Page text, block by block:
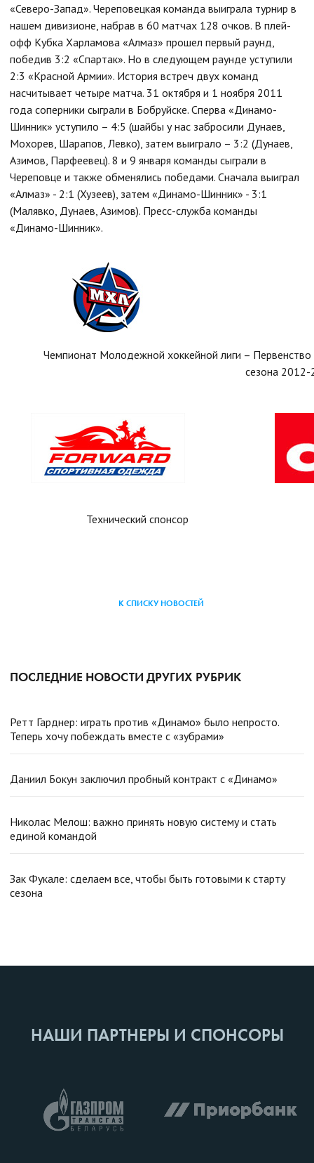
«Северо-Запад». Череповецкая команда выиграла турнир в
нашем дивизионе, набрав в 60 матчах 128 очков. В плей-
офф Кубка Харламова «Алмаз» прошел первый раунд,
победив 3:2 «Спартак». Но в следующем раунде уступили
2:3 «Красной Армии». История встреч двух команд
насчитывает четыре матча. 31 октября и 1 ноября 2011
года соперники сыграли в Бобруйске. Сперва «Динамо-
Шинник» уступило – 4:5 (шайбы у нас забросили Дунаев,
Мохорев, Шарапов, Левко), затем выиграло – 3:2 (Дунаев,
Азимов, Парфеевец). 8 и 9 января команды сыграли в
Череповце и также обменялись победами. Сначала выиграл
«Алмаз» - 2:1 (Хузеев), затем «Динамо-Шинник» - 3:1
(Малявко, Дунаев, Азимов). Пресс-служба команды
«Динамо-Шинник».
Чемпионат Молодежной хоккейной лиги –
сезона
Технический спонсор
К СПИСКУ НОВОСТЕЙ
ПОСЛЕДНИЕ НОВОСТИ ДРУГИХ РУБРИК
Ретт Гарднер: играть против «Динамо» было непросто.
Теперь хочу побеждать вместе с «зубрами»
Даниил Бокун заключил пробный контракт с «Динамо»
Николас Мелош: важно принять новую систему и стать
единой командой
Зак Фукале: сделаем все, чтобы быть готовыми к старту
сезона
НАШИ ПАРТНЕРЫ И СПОНСОРЫ